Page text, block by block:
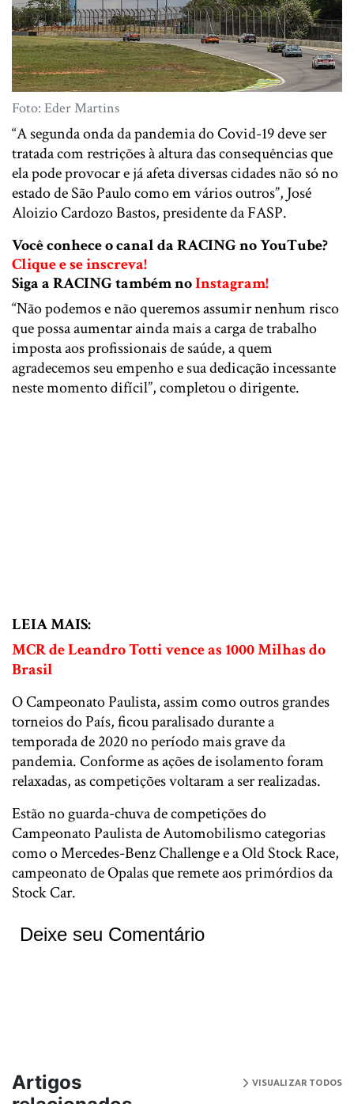
Foto: Eder Martins
“A segunda onda da pandemia do Covid-19 deve ser
tratada com restrições à altura das consequências que
ela pode provocar e já afeta diversas cidades não só no
estado de São Paulo como em vários outros”, José
Aloizio Cardozo Bastos, presidente da FASP.
Você conhece o canal da RACING no YouTube?
Clique e se inscreva!
Siga a RACING também noInstagram!
“Não podemos e não queremos assumir nenhum risco
que possa aumentar ainda mais a carga de trabalho
imposta aos profissionais de saúde, a quem
agradecemos seu empenho e sua dedicação incessante
neste momento difícil”, completou o dirigente.
LEIA MAIS:
MCR de Leandro Totti vence as 1000 Milhas do
Brasil
O Campeonato Paulista, assim como outros grandes
torneios do País, ficou paralisado durante a
temporada de 2020 no período mais grave da
pandemia. Conforme as ações de isolamento foram
relaxadas, as competições voltaram a ser realizadas.
Estão no guarda-chuva de competições do
Campeonato Paulista de Automobilismo categorias
como o Mercedes-Benz Challenge e a Old Stock Race,
campeonato de Opalas que remete aos primórdios da
Stock Car.
Deixe seu Comentário
Artigos
VISUALIZAR TODOS